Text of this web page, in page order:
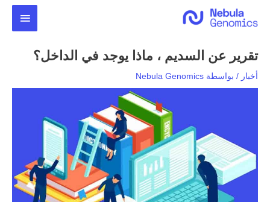
المحتوى
تقرير عن السديم ، ماذا يوجد في الداخل؟
أخبار / بواسطة Nebula Genomics